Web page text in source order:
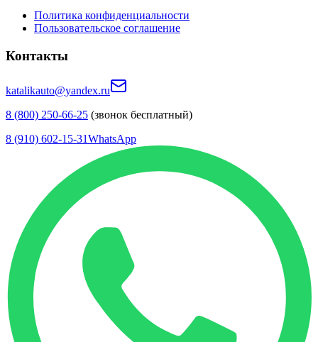
Политика конфиденциальности
Пользовательское соглашение
Контакты
katalikauto@yandex.ru
8 (800) 250-66-25 (звонок бесплатный)
8 (910) 602-15-31WhatsApp